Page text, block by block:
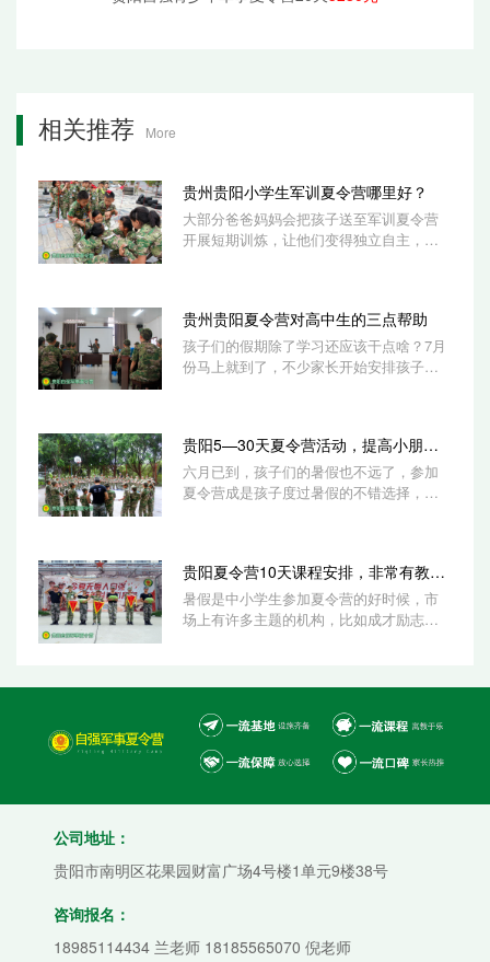
相关推荐 More
贵州贵阳小学生军训夏令营哪里好？
大部分爸爸妈妈会把孩子送至军训夏令营
开展短期训炼，让他们变得独立自主，养
贵州贵阳夏令营对高中生的三点帮助
孩子们的假期除了学习还应该干点啥？7月
份马上就到了，不少家长开始安排孩子的
贵阳5—30天夏令营活动，提高小朋友能力
六月已到，孩子们的暑假也不远了，参加
夏令营成是孩子度过暑假的不错选择，而
贵阳夏令营10天课程安排，非常有教育意
暑假是中小学生参加夏令营的好时候，市
场上有许多主题的机构，比如成才励志
公司地址：
贵阳市南明区花果园财富广场4号楼1单元9楼38号
咨询报名：
18985114434 兰老师 18185565070 倪老师